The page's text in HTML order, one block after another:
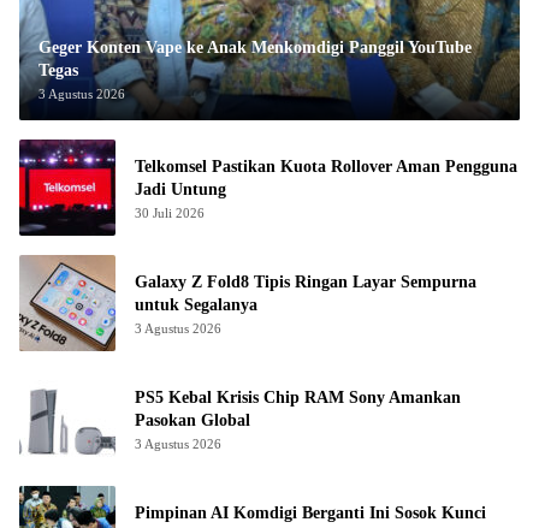
Geger Konten Vape ke Anak Menkomdigi Panggil YouTube
Tegas
3 Agustus 2026
Telkomsel Pastikan Kuota Rollover Aman Pengguna
Jadi Untung
30 Juli 2026
Galaxy Z Fold8 Tipis Ringan Layar Sempurna
untuk Segalanya
3 Agustus 2026
PS5 Kebal Krisis Chip RAM Sony Amankan
Pasokan Global
3 Agustus 2026
Pimpinan AI Komdigi Berganti Ini Sosok Kunci